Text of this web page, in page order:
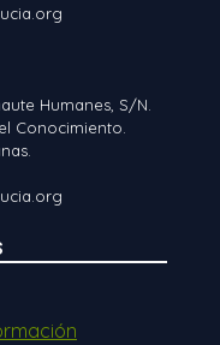
Humanes, S/N.
Conocimiento.